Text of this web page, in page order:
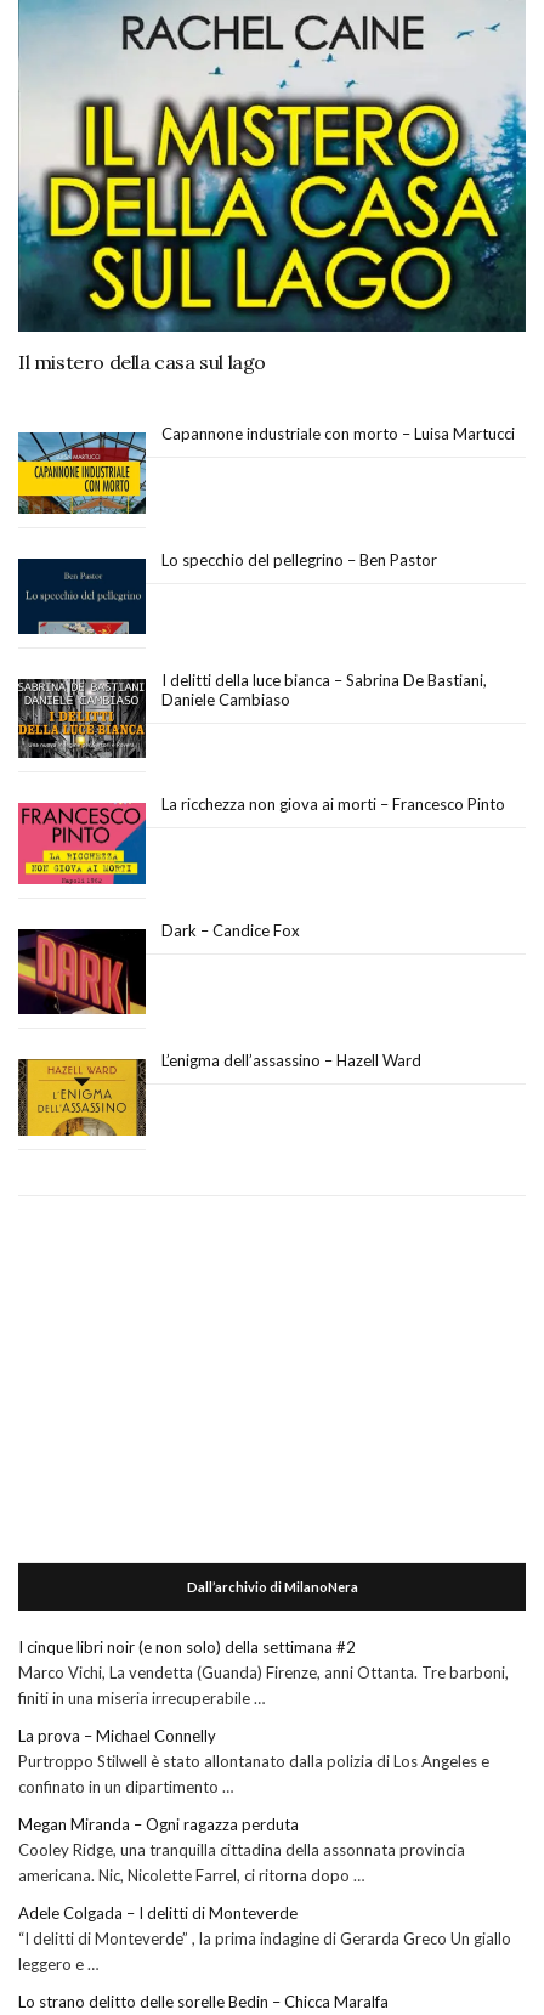
Il mistero della casa sul lago
Capannone industriale con morto – Luisa Martucci
Lo specchio del pellegrino – Ben Pastor
I delitti della luce bianca – Sabrina De Bastiani,
Daniele Cambiaso
La ricchezza non giova ai morti – Francesco Pinto
Dark – Candice Fox
L’enigma dell’assassino – Hazell Ward
Dall’archivio di MilanoNera
I cinque libri noir (e non solo) della settimana #2
Marco Vichi, La vendetta (Guanda) Firenze, anni Ottanta. Tre barboni,
finiti in una miseria irrecuperabile …
La prova – Michael Connelly
Purtroppo Stilwell è stato allontanato dalla polizia di Los Angeles e
confinato in un dipartimento …
Megan Miranda – Ogni ragazza perduta
Cooley Ridge, una tranquilla cittadina della assonnata provincia
americana. Nic, Nicolette Farrel, ci ritorna dopo …
Adele Colgada – I delitti di Monteverde
“I delitti di Monteverde” , la prima indagine di Gerarda Greco Un giallo
leggero e …
Lo strano delitto delle sorelle Bedin – Chicca Maralfa